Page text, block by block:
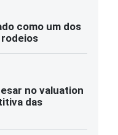
como um dos
no valuation
das